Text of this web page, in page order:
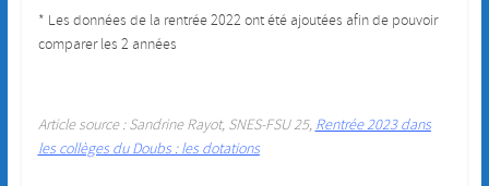
* Les données de la rentrée 2022 ont été ajoutées afin de pouvoir
comparer les 2 années
Article source : Sandrine Rayot, SNES-FSU 25, Rentrée 2023 dans
les collèges du Doubs : les dotations